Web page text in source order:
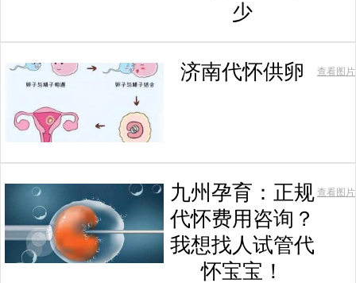
少
济南代怀供卵 查看图片
九州孕育：正规
代怀费用咨询？
我想找人试管代
怀宝宝！
查看图片